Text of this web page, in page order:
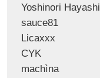
Yoshinori Hayashi
sauce81
Licaxxx
CYK
machìna